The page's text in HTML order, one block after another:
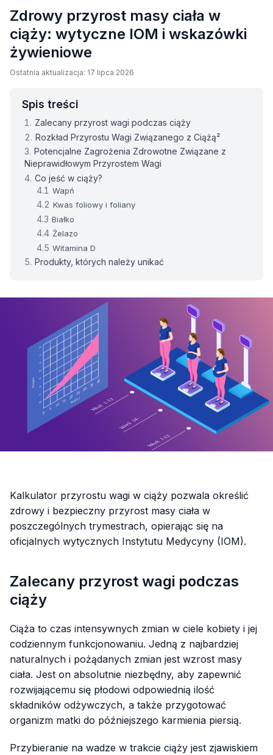
Zdrowy przyrost masy ciała w
ciąży: wytyczne IOM i wskazówki
żywieniowe
Ostatnia aktualizacja: 17 lipca 2026
Spis treści
Zalecany przyrost wagi podczas ciąży
Rozkład Przyrostu Wagi Związanego z Ciążą²
Potencjalne Zagrożenia Zdrowotne Związane z
Nieprawidłowym Przyrostem Wagi
Co jeść w ciąży?
Wapń
Kwas foliowy i foliany
Białko
Żelazo
Witamina D
Produkty, których należy unikać
Kalkulator przyrostu wagi w ciąży pozwala określić
zdrowy i bezpieczny przyrost masy ciała w
poszczególnych trymestrach, opierając się na
oficjalnych wytycznych Instytutu Medycyny (IOM).
Zalecany przyrost wagi podczas
ciąży
Ciąża to czas intensywnych zmian w ciele kobiety i jej
codziennym funkcjonowaniu. Jedną z najbardziej
naturalnych i pożądanych zmian jest wzrost masy
ciała. Jest on absolutnie niezbędny, aby zapewnić
rozwijającemu się płodowi odpowiednią ilość
składników odżywczych, a także przygotować
organizm matki do późniejszego karmienia piersią.
Przybieranie na wadze w trakcie ciąży jest zjawiskiem